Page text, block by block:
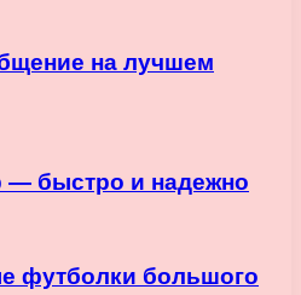
на лучшем
— быстро и надежно
футболки большого